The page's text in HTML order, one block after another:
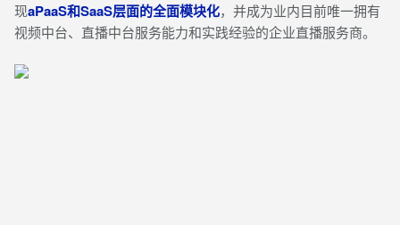
现aPaaS和SaaS层面的全面模块化，并成为业内目前唯一拥有
视频中台、直播中台服务能力和实践经验的企业直播服务商。